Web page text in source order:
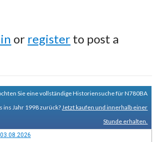
or register to post a
Sie eine vollständige Historiensuche für N780BA
ins Jahr 1998 zurück? Jetzt kaufen und innerhalb einer
Stunde erhalten.
03.08.2026